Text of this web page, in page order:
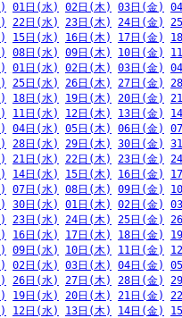
01日(水) 02日(木) 03日(金)
22日(水) 23日(木) 24日(金)
15日(水) 16日(木) 17日(金)
08日(水) 09日(木) 10日(金)
01日(水) 02日(木) 03日(金)
25日(水) 26日(木) 27日(金)
18日(水) 19日(木) 20日(金)
11日(水) 12日(木) 13日(金)
04日(水) 05日(木) 06日(金)
28日(水) 29日(木) 30日(金)
21日(水) 22日(木) 23日(金)
14日(水) 15日(木) 16日(金)
07日(水) 08日(木) 09日(金)
30日(水) 01日(木) 02日(金)
23日(水) 24日(木) 25日(金)
16日(水) 17日(木) 18日(金)
09日(水) 10日(木) 11日(金)
02日(水) 03日(木) 04日(金)
26日(水) 27日(木) 28日(金)
19日(水) 20日(木) 21日(金)
12日(水) 13日(木) 14日(金)